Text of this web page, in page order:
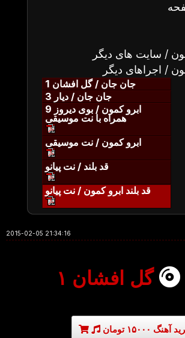
/ سایت های دیگر
/ اجراهای دیگر
جان جان / گل افشان 1
جان جان / دیار 3
ابرو کمون / بوی دیروز 9
همراه با نت موسیقی
ابرو کمون / نت موسیقی
قد بلند / نت پیانو
قد بلند ابرو کمون / نت پیانو
2015-02-05 21:34:16
گل افشان ۱
آهنگ ۱۵۰۰۰ تومان